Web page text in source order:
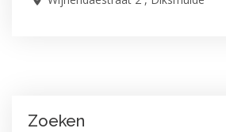
Zoeken